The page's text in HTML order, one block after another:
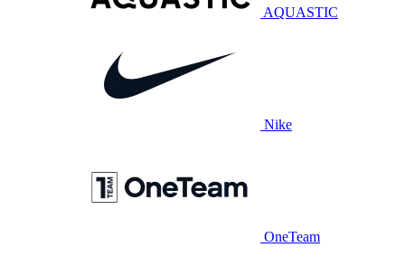
AQUASTIC
Nike
OneTeam